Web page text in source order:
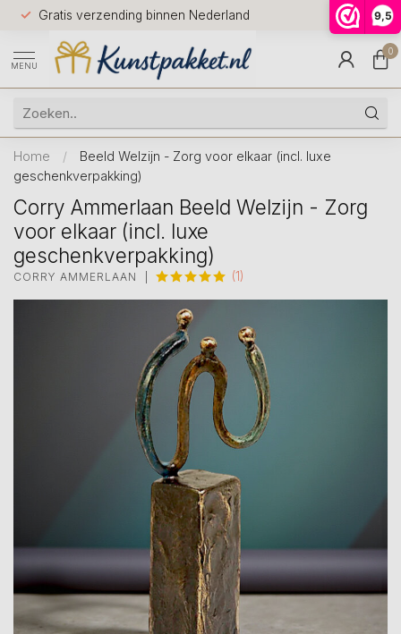
9,5
Gratis verzending binnen Nederland
Voor
huis
9.5
MENU
0
Home /
Beeld Welzijn - Zorg voor elkaar (incl. luxe
geschenkverpakking)
Corry Ammerlaan Beeld Welzijn - Zorg
voor elkaar (incl. luxe
geschenkverpakking)
CORRY AMMERLAAN (1)